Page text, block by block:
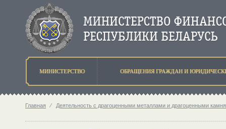
МИНИСТЕРСТВО ОБРАЩЕНИЯ ГРАЖДАН И
Главная ⁄ Деятельность с драгоценными металлами и драгоценными